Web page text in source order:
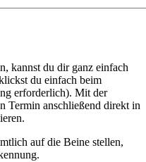
kannst du dir ganz einfach
du einfach beim
erforderlich). Mit der
Termin anschließend direkt in
auf die Beine stellen,